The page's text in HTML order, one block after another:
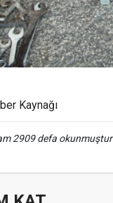
2909 defa okunmuştur